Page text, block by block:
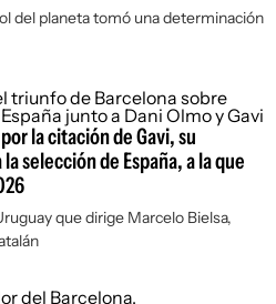
del planeta tomó una determinación
la citación de Gavi, su
selección de España, a la que
que dirige Marcelo Bielsa,